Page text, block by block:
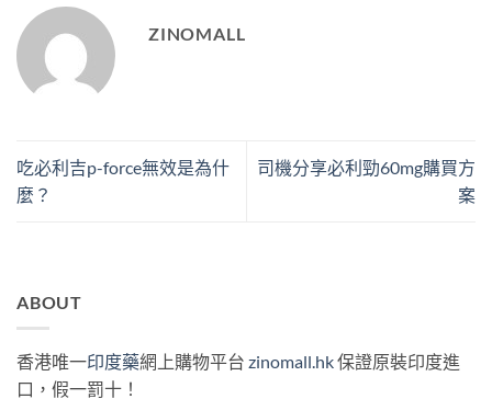
ZINOMALL
吃必利吉p-force無效是為什
麼？
司機分享必利勁60mg購買方
案
ABOUT
香港唯一印度藥網上購物平台 zinomall.hk保證原裝印度進
口，假一罰十！